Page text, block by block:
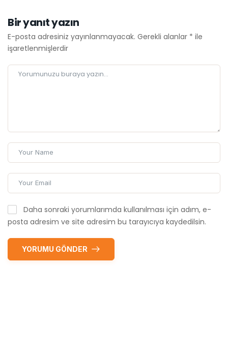
Bir yanıt yazın
E-posta adresiniz yayınlanmayacak. Gerekli alanlar * ile
işaretlenmişlerdir
Daha sonraki yorumlarımda kullanılması için adım, e-
posta adresim ve site adresim bu tarayıcıya kaydedilsin.
YORUMU GÖNDER